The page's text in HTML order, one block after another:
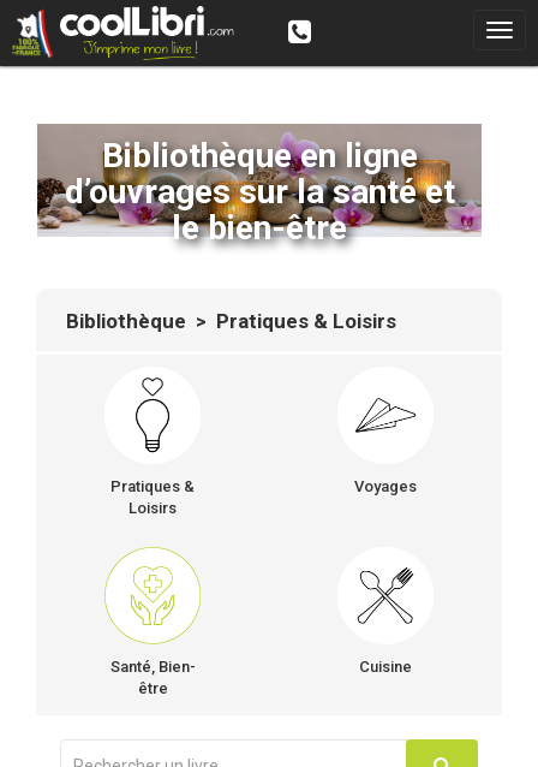
Bibliothèque en ligne
d’ouvrages sur la santé et
le bien-être
Bibliothèque > Pratiques & Loisirs
Pratiques &
Loisirs
Voyages
Santé, Bien-
être
Cuisine